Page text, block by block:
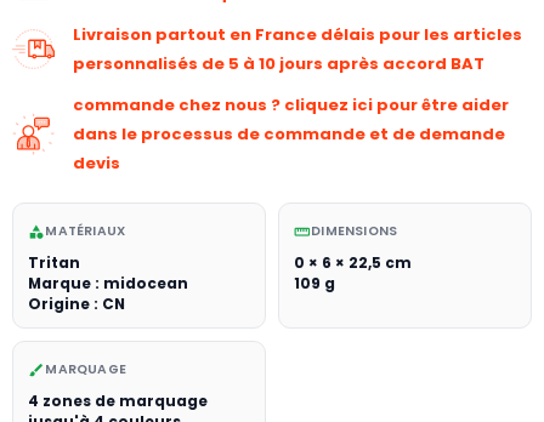
Livraison partout en France délais pour les articles
personnalisés de 5 à 10 jours après accord BAT
commande chez nous ? cliquez ici pour être aider
dans le processus de commande et de demande
devis
categoryMATÉRIAUX
Tritan
Marque : midocean
Origine : CN
straightenDIMENSIONS
0 × 6 × 22,5 cm
109 g
brush MARQUAGE
4 zones de marquage